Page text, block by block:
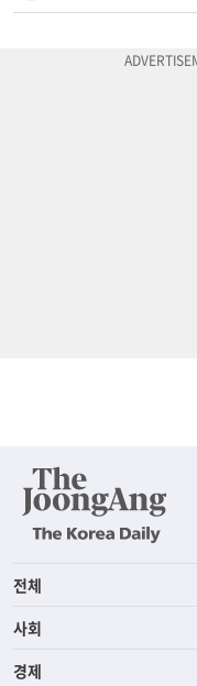
전체
사회
경제